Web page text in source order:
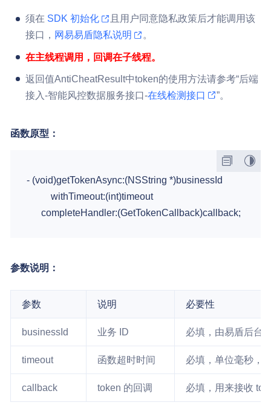
须在 SDK 初始化
且用户同意隐私政策后才能调用该
接口， 网易易盾隐私说明 。
在主线程调用，回调在子线程。
返回值AntiCheatResult中token的使用方法请参考“后端
接入-智能风控数据服务接口-在线检测接口 ”。
函数原型：
- (void)getTokenAsync:(NSString *)businessId
          withTimeout:(int)timeout
参数说明：
参数 说明 必要性
businessId 业务 ID 必填，由易盾后台
timeout 函数超时时间 必填，单位毫秒，
callback token 的回调 必填，用来接收